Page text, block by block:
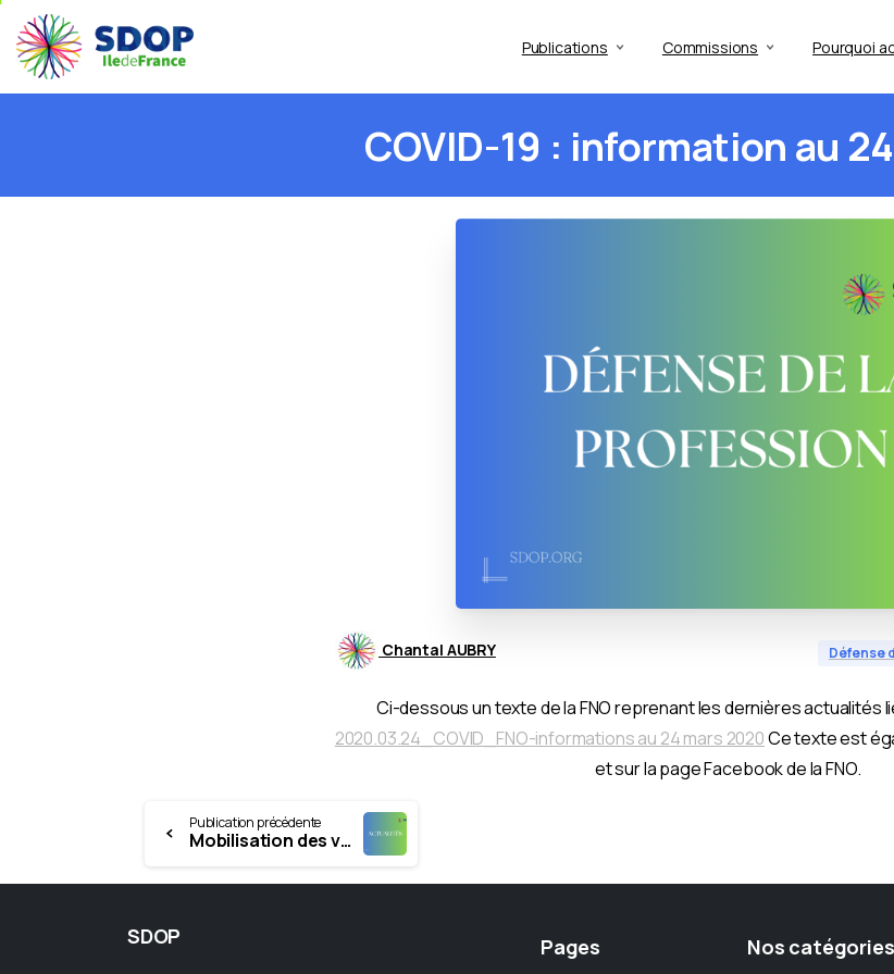
Publications Commissions Pourquoi
COVID-19 : information au 24
Chantal AUBRY Défense
Ci-dessous un texte de la FNO reprenant les dernières actualités
2020.03.24_COVID_FNO-informations au 24 mars 2020Ce texte est
et sur la page Facebook de la FNO.
Continue
Reading
Publication précédente
Mobilisation des volontaires – #Renforts-Covid
SDOP Pages Nos catégories